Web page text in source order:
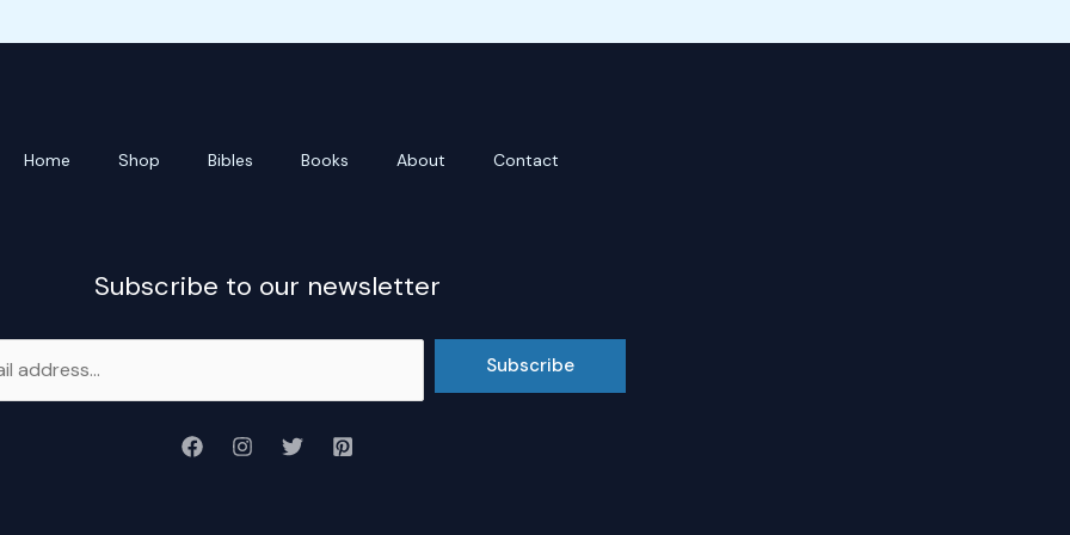
Home Shop Bibles Books About Contact
Subscribe to our newsletter
Subscribe